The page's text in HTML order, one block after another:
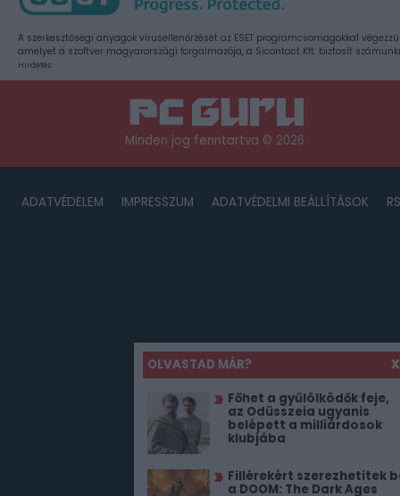
OLVASTAD MÁR?
X
Főhet a gyűlölködők feje,
az Odüsszeia ugyanis
belépett a milliárdosok
klubjába
Fillérekért szerezhetitek
a DOOM: The Dark Ages
A szerkesztőségi anyagok vírusellenőrzését az ESET programcsomagokkal
amelyet a szoftver magyarországi forgalmazója, a Sicontact Kft. biztosít
Hirdetés
Minden jog fenntartva © 2026
ADATVÉDELEM IMPRESSZUM ADATVÉDELMI BEÁLLÍTÁSOK